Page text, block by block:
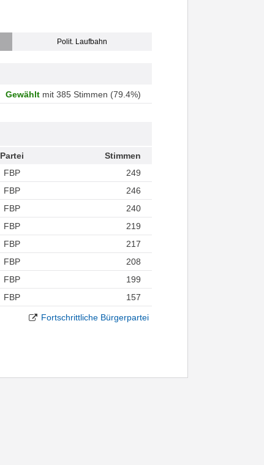
Polit. Laufbahn
Gewähltmit 385 Stimmen (79.4%)
Partei
Stimmen
FBP
249
FBP
246
FBP
240
FBP
219
FBP
217
FBP
208
FBP
199
FBP 157
Fortschrittliche Bürgerpartei